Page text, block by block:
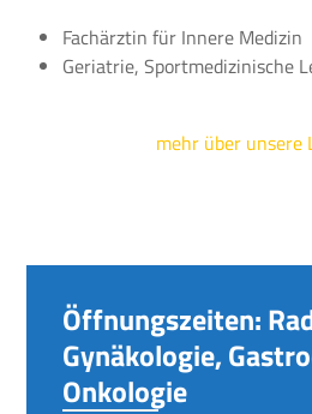
Fachärztin für Innere Medizin
Geriatrie, Sportmedizinische
mehr über unsere
Öffnungszeiten:
Gynäkologie,
Onkologie